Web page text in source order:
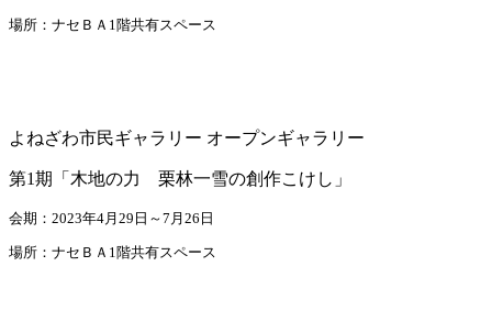
場所：ナセＢＡ1階共有スペース
よねざわ市民ギャラリー オープンギャラリー
第1期「木地の力 栗林一雪の創作こけし」
会期：2023年4月29日～7月26日
場所：ナセＢＡ1階共有スペース